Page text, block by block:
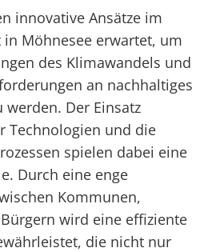
innovative Ansätze im
Möhnesee erwartet, um
des Klimawandels und
an nachhaltiges
werden. Der Einsatz
Technologien und die
spielen dabei eine
Durch eine enge
Kommunen,
wird eine effiziente
die nicht nur